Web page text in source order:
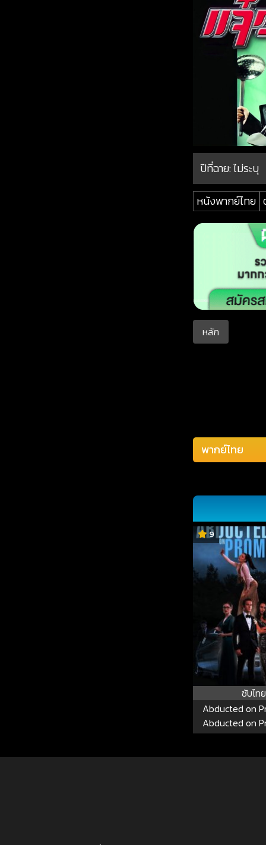
ปีที่ฉาย:ไม่ระบุ
หนังพากย์ไทย
หลัก
9
ซับไทย
Abducted on
Abducted on